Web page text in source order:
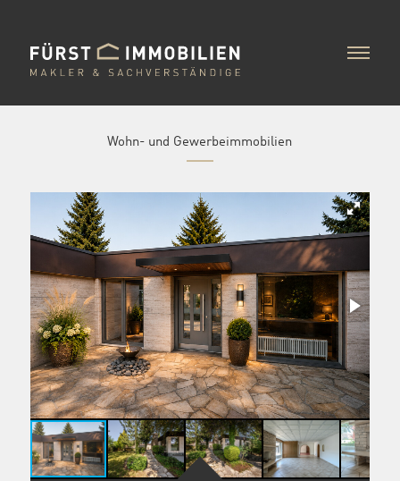
Wohn- und Gewerbeimmobilien